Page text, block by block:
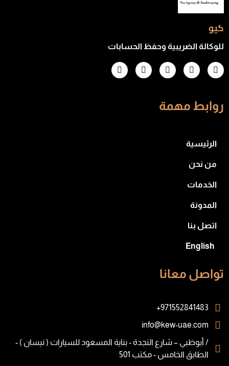
كيو
للوكالة الضريبية وحفظ الحسابات
روابط مهمة
الرئيسية
من نحن
الخدمات
المدونة
اتصل بنا
English
تواصل معانا
971552841483+
info@kew-uae.com
/ أبوظبي – شارع النجدة - بناية المسعود للسيارات ( نيسان ) -
الطابق الخامس - مكتب 501